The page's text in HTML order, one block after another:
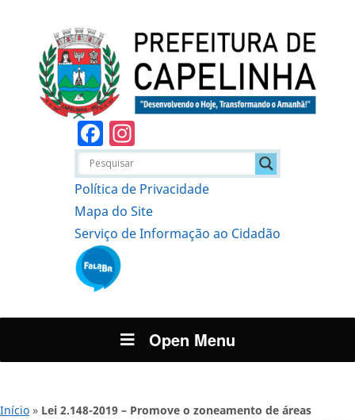
Facebook
Política de Privacidade
Mapa do Site
Serviço de Informação ao Cidadão
Open Menu
Início » Lei 2.148-2019 – Promove o zoneamento de áreas